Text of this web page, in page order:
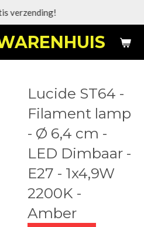
verzending!
Lucide ST64 -
Filament lamp
- Ø 6,4 cm -
LED Dimbaar -
E27 - 1x4,9W
2200K -
Amber